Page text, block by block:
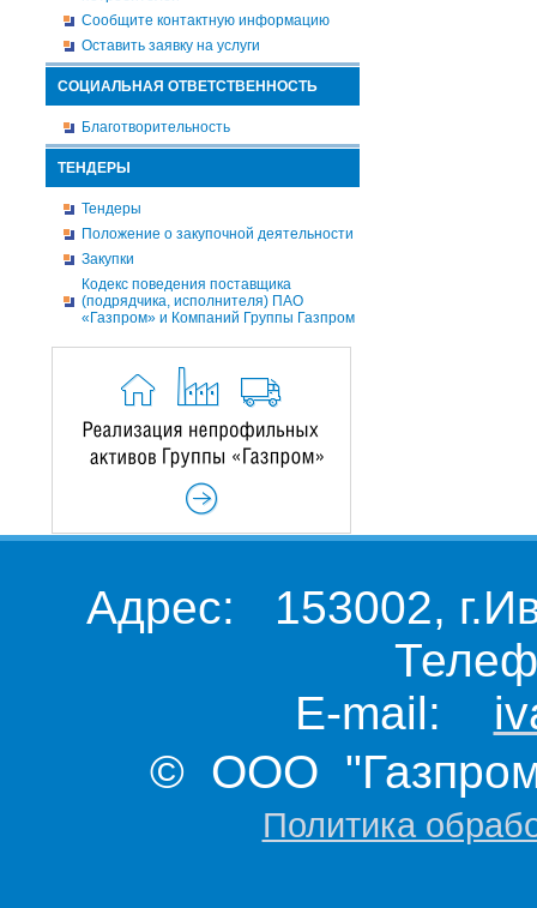
Сообщите контактную информацию
Оставить заявку на услуги
СОЦИАЛЬНАЯ ОТВЕТСТВЕННОСТЬ
Благотворительность
ТЕНДЕРЫ
Тендеры
Положение о закупочной деятельности
Закупки
Кодекс поведения поставщика
(подрядчика, исполнителя) ПАО
«Газпром» и Компаний Группы Газпром
Адрес: 153002,
E-mail:
© ООО "Газпром
Политика